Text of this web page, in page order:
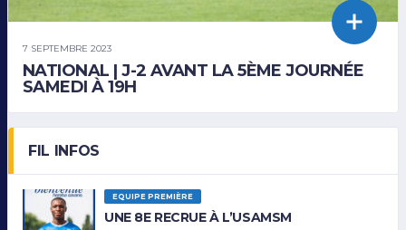
7 SEPTEMBRE 2023
NATIONAL | J-2 AVANT LA 5ÈME JOURNÉE
SAMEDI À 19H
FIL INFOS
EQUIPE PREMIÈRE
UNE 8E RECRUE À L’USAMSM